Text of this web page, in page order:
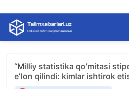
Skip
content
“Milliy statistika qoʻmitasi
eʼlon qilindi: kimlar ishtirok